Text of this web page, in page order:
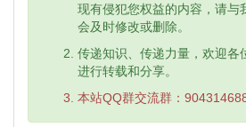
现有侵犯您权益的内容，请与
会及时修改或删除。
传递知识、传递力量，欢迎各
进行转载和分享。
本站QQ群交流群：